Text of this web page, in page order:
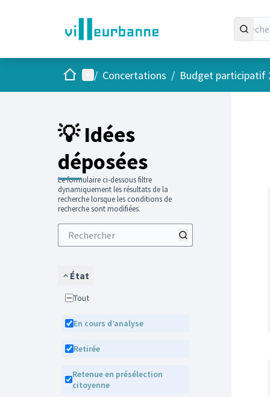
AccueilMenu principal
/ Concertations / Budget participatif
💡 Idées
déposées
Le formulaire ci-dessous filtre
dynamiquement les résultats de la
recherche lorsque les conditions de
recherche sont modifiées.
État
Tout
En cours d’analyse
Retirée
Retenue en présélection
citoyenne